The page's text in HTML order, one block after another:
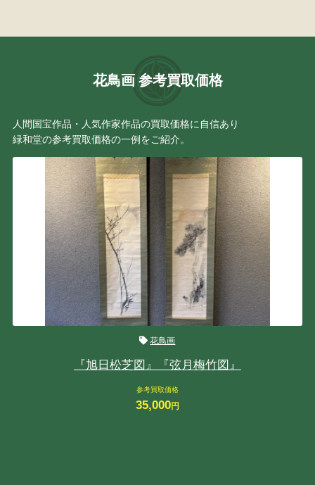
花鳥画 参考買取価格
人間国宝作品・人気作家作品の買取価格に自信あり
緑和堂の参考買取価格の一例をご紹介。
花鳥画
『旭日松芝図』『弦月梅竹図』
参考買取価格
35,000円